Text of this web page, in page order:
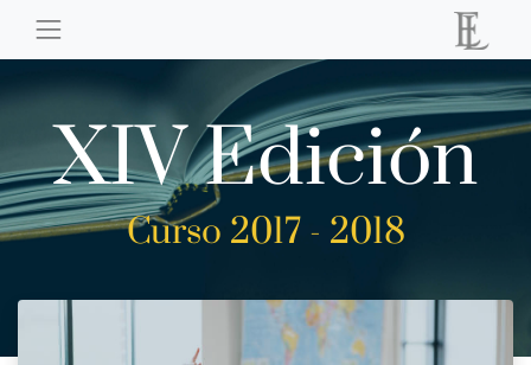
XIV Edición
Curso 2017 - 2018